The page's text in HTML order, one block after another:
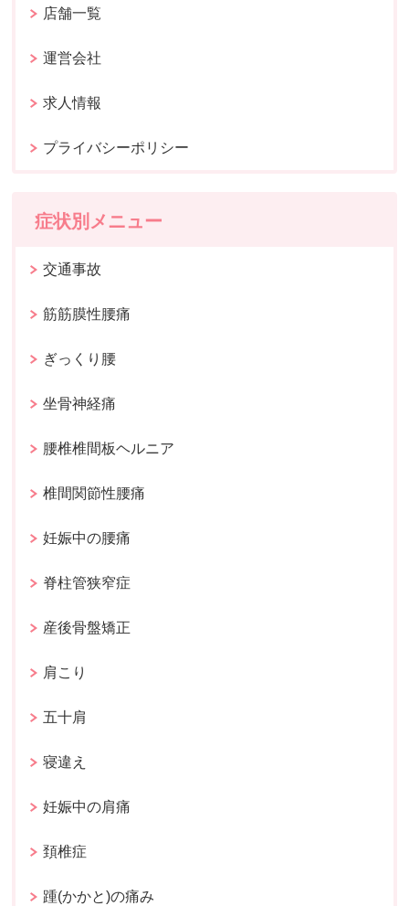
店舗一覧
運営会社
求人情報
プライバシーポリシー
症状別メニュー
交通事故
筋筋膜性腰痛
ぎっくり腰
坐骨神経痛
腰椎椎間板ヘルニア
椎間関節性腰痛
妊娠中の腰痛
脊柱管狭窄症
産後骨盤矯正
肩こり
五十肩
寝違え
妊娠中の肩痛
頚椎症
踵(かかと)の痛み